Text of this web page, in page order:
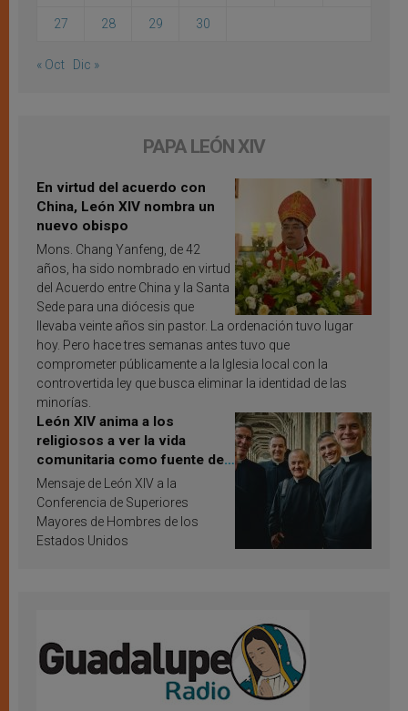
27 28 29 30
« Oct Dic »
PAPA LEÓN XIV
En virtud del acuerdo con
China, León XIV nombra un
nuevo obispo
Mons. Chang Yanfeng, de 42
años, ha sido nombrado en virtud
del Acuerdo entre China y la Santa
Sede para una diócesis que
llevaba veinte años sin pastor. La ordenación tuvo lugar
hoy. Pero hace tres semanas antes tuvo que
comprometer públicamente a la Iglesia local con la
controvertida ley que busca eliminar la identidad de las
minorías.
León XIV anima a los
religiosos a ver la vida
comunitaria como fuente de
inspiración y santificación
Mensaje de León XIV a la
Conferencia de Superiores
Mayores de Hombres de los
Estados Unidos